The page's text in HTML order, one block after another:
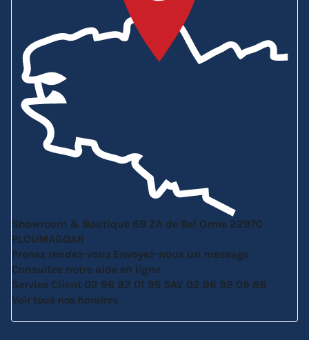
Showroom & Boutique 6B ZA de Bel Orme 22970
PLOUMAGOAR
Prenez rendez-vous Envoyez-nous un message
Consultez notre aide en ligne
Service Client 02 96 92 01 95 SAV 02 96 92 09 88
Voir tous nos horaires